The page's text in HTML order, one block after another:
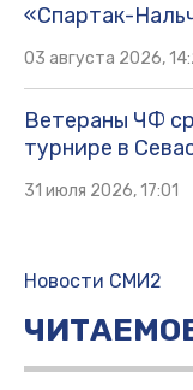
«Спартак-
03 августа 2026,
Ветераны ЧФ
турнире в
31 июля 2026, 17:01
Новости СМИ2